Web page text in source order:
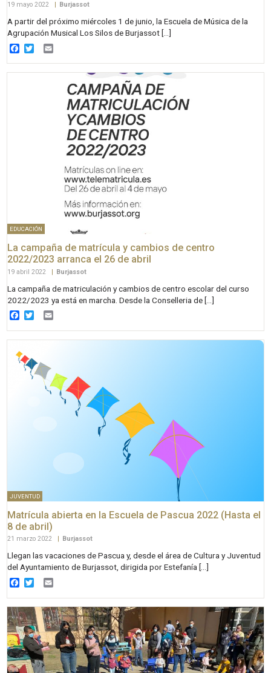
19 mayo 2022 | Burjassot
A partir del próximo miércoles 1 de junio, la Escuela de Música de la
Agrupación Musical Los Silos de Burjassot […]
Facebook
Twitter
EDUCACIÓN
La campaña de matrícula y cambios de centro
2022/2023 arranca el 26 de abril
19 abril 2022 | Burjassot
La campaña de matriculación y cambios de centro escolar del curso
2022/2023 ya está en marcha. Desde la Conselleria de […]
Facebook
Twitter
JUVENTUD
Matrícula abierta en la Escuela de Pascua 2022 (Hasta el
8 de abril)
21 marzo 2022 Burjassot
Llegan las vacaciones de Pascua y, desde el área de Cultura y Juventud
del Ayuntamiento de Burjassot, dirigida por Estefanía […]
Facebook
Twitter